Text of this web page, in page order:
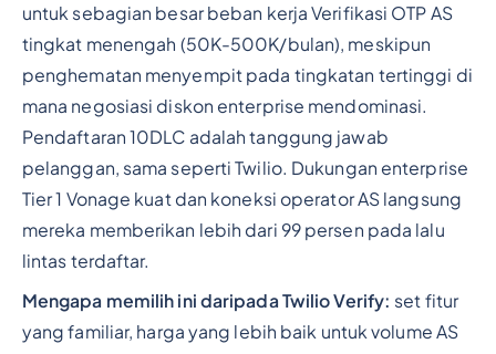
untuk sebagian besar beban kerja Verifikasi OTP AS
tingkat menengah (50K-500K/bulan), meskipun
penghematan menyempit pada tingkatan tertinggi di
mana negosiasi diskon enterprise mendominasi.
Pendaftaran 10DLC adalah tanggung jawab
pelanggan, sama seperti Twilio. Dukungan enterprise
Tier 1 Vonage kuat dan koneksi operator AS langsung
mereka memberikan lebih dari 99 persen pada lalu
lintas terdaftar.
Mengapa memilih ini daripada Twilio Verify: set fitur
yang familiar, harga yang lebih baik untuk volume AS